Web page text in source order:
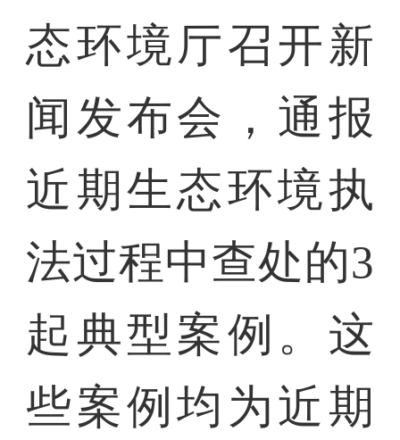
态环境厅召开新
闻发布会，通报
近期生态环境执
法过程中查处的3
起典型案例。这
些案例均为近期